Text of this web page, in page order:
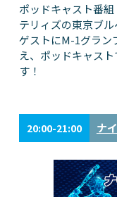
ポッドキャスト番
テリィズの東京ブル
ゲストにM-1グラン
え、ポッドキャス
す！
20:00-21:00 ナ